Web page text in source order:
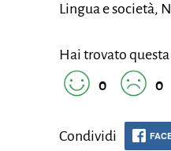
Lingua e società,
Hai trovato
0
0
Condividi